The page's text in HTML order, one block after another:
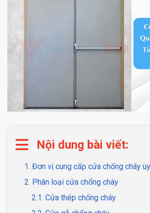
Nội dung bài viết:
1. Đơn vị cung cấp cửa chống cháy
2. Phân loại cửa chống cháy
2.1. Cửa thép chống cháy